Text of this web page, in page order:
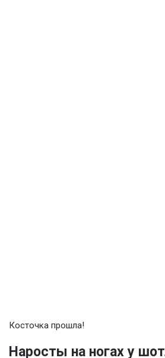
Косточка прошла!
Наросты на ногах у